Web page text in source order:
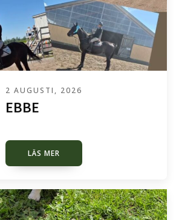
2 AUGUSTI, 2026
EBBE
LÄS MER